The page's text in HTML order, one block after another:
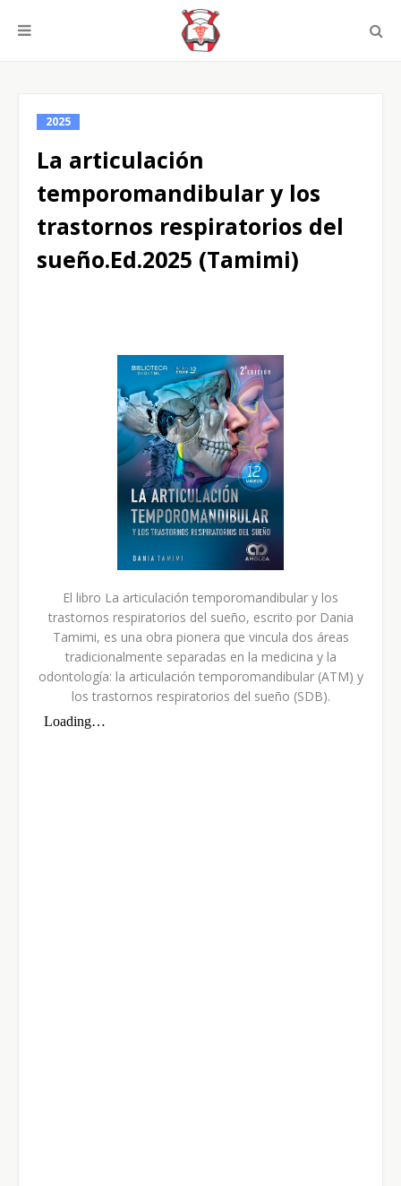
2025
La articulación
temporomandibular y los
trastornos respiratorios del
sueño.Ed.2025 (Tamimi)
El libro La articulación temporomandibular y los
trastornos respiratorios del sueño, escrito por Dania
Tamimi, es una obra pionera que vincula dos áreas
tradicionalmente separadas en la medicina y la
odontología: la articulación temporomandibular (ATM) y
los trastornos respiratorios del sueño (SDB).